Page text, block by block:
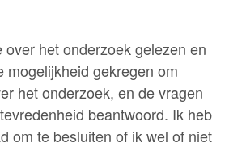
het onderzoek gelezen en
mogelijkheid gekregen om
het onderzoek, en de vragen
beantwoord. Ik heb
om te besluiten of ik wel of niet